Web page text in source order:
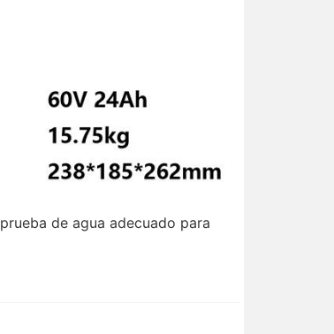
de agua adecuado para